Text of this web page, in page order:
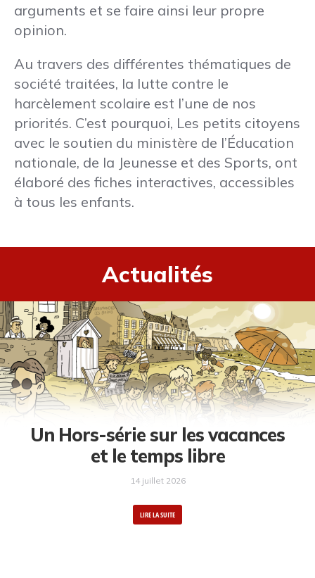
arguments et se faire ainsi leur propre
opinion.
Au travers des différentes thématiques de
société traitées, la lutte contre le
harcèlement scolaire est l’une de nos
priorités. C’est pourquoi, Les petits citoyens
avec le soutien du ministère de l’Éducation
nationale, de la Jeunesse et des Sports, ont
élaboré des fiches interactives, accessibles
à tous les enfants.
Actualités
Un Hors-série sur les vacances
et le temps libre
14 juillet 2026
LIRE LA SUITE